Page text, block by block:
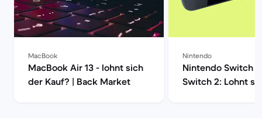
MacBook
MacBook Air 13 - lohnt sich
der Kauf? | Back Market
Nintendo
Nintendo Switch 1
Switch 2: Lohnt